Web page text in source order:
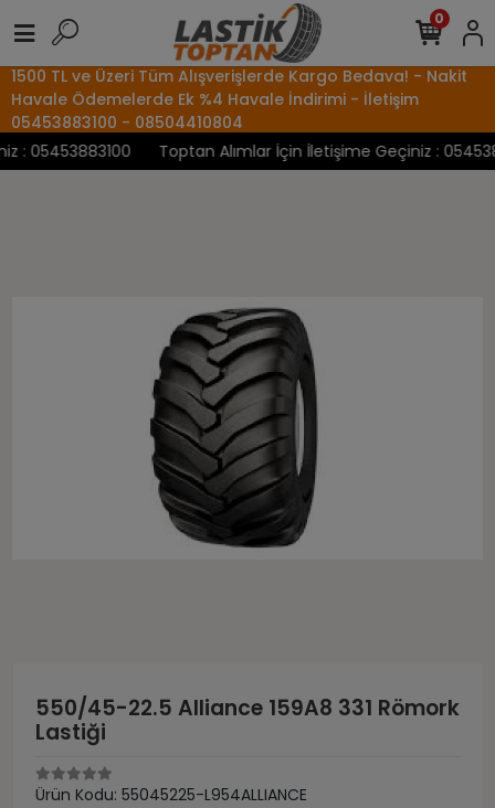
1500 TL ve Üzeri Tüm Alışverişlerde Kargo Bedava! - Nakit
Havale Ödemelerde Ek %4 Havale İndirimi - İletişim
05453883100 - 08504410804
05453883100
Toptan Alımlar İçin İletişime Geçiniz :
0
550/45-22.5 Alliance 159A8 331 Römork
Lastiği
Ürün Kodu: 55045225-L954ALLIANCE